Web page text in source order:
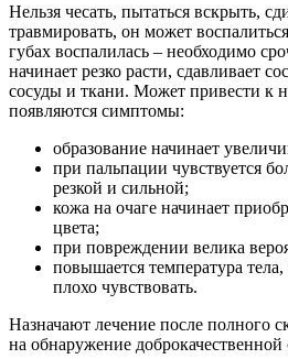
Нельзя чесать, пытаться вскрыть,
травмировать, он может
губах воспалилась – необходимо
начинает резко расти, сдавливает
сосуды и ткани. Может привести к
появляются симптомы:
образование начинает
при пальпации чувствуется
резкой и сильной;
кожа на очаге начинает
цвета;
при повреждении велика
повышается температура тела,
плохо чувствовать.
Назначают лечение после полного
на обнаружение доброкачественной